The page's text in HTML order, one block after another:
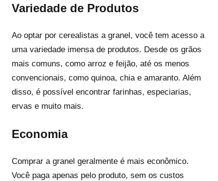
Variedade de Produtos
Ao optar por cerealistas a granel, você tem acesso a
uma variedade imensa de produtos. Desde os grãos
mais comuns, como arroz e feijão, até os menos
convencionais, como quinoa, chia e amaranto. Além
disso, é possível encontrar farinhas, especiarias,
ervas e muito mais.
Economia
Comprar a granel geralmente é mais econômico.
Você paga apenas pelo produto, sem os custos